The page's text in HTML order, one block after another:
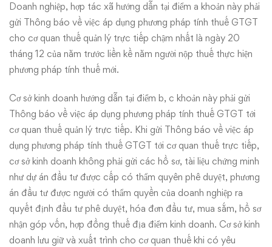
Doanh nghiệp, hợp tác xã hướng dẫn tại điểm a khoản này phải
gửi Thông báo về việc áp dụng phương pháp tính thuế GTGT
cho cơ quan thuế quản lý trực tiếp chậm nhất là ngày 20
tháng 12 của năm trước liền kề năm người nộp thuế thực hiện
phương pháp tính thuế mới.
Cơ sở kinh doanh hướng dẫn tại điểm b, c khoản này phải gửi
Thông báo về việc áp dụng phương pháp tính thuế GTGT tới
cơ quan thuế quản lý trực tiếp. Khi gửi Thông báo về việc áp
dụng phương pháp tính thuế GTGT tới cơ quan thuế trực tiếp,
cơ sở kinh doanh không phải gửi các hồ sơ, tài liệu chứng minh
như dự án đầu tư được cấp có thẩm quyên phê duyệt, phương
án đầu tư được người có thẩm quyền của doanh nghiệp ra
quyết định đầu tư phê duyệt, hóa đơn đầu tư, mua sắm, hồ sơ
nhận góp vốn, hợp đồng thuế địa điểm kinh doanh. Cơ sở kinh
doanh lưu giữ và xuất trình cho cơ quan thuế khi có yêu